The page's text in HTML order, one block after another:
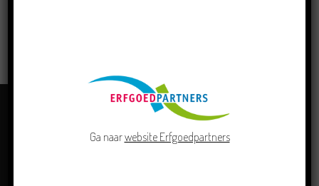
Ga naarwebsite Erfgoedpartners